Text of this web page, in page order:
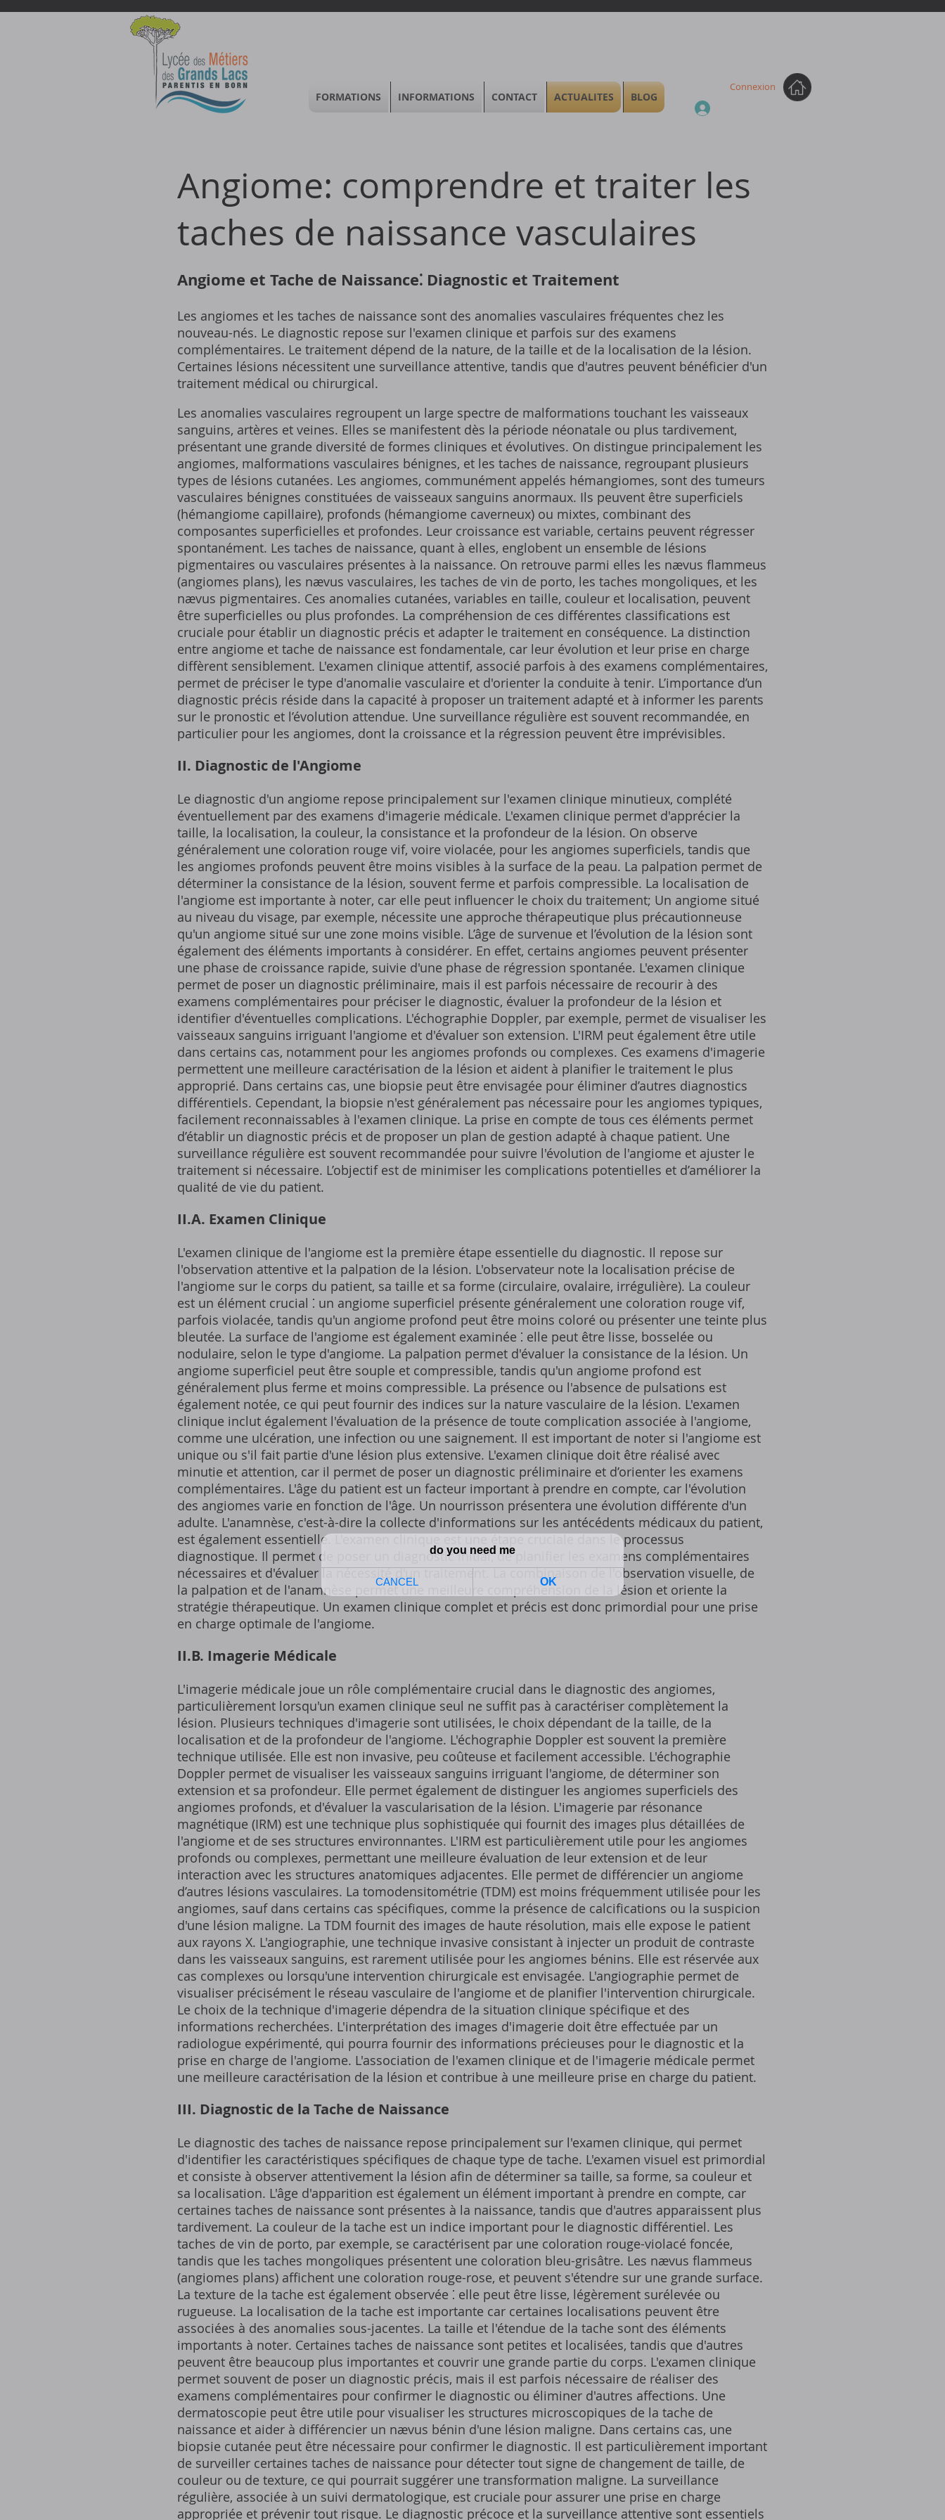
Connexion
Angiome: comprendre et traiter les
taches de naissance vasculaires
Angiome et Tache de Naissance⁚ Diagnostic et Traitement
Les angiomes et les taches de naissance sont des anomalies vasculaires fréquentes chez les
nouveau-nés. Le diagnostic repose sur l'examen clinique et parfois sur des examens
complémentaires. Le traitement dépend de la nature, de la taille et de la localisation de la lésion.
Certaines lésions nécessitent une surveillance attentive, tandis que d'autres peuvent bénéficier d'un
traitement médical ou chirurgical.
Les anomalies vasculaires regroupent un large spectre de malformations touchant les vaisseaux
sanguins, artères et veines. Elles se manifestent dès la période néonatale ou plus tardivement,
présentant une grande diversité de formes cliniques et évolutives. On distingue principalement les
angiomes, malformations vasculaires bénignes, et les taches de naissance, regroupant plusieurs
types de lésions cutanées. Les angiomes, communément appelés hémangiomes, sont des tumeurs
vasculaires bénignes constituées de vaisseaux sanguins anormaux. Ils peuvent être superficiels
(hémangiome capillaire), profonds (hémangiome caverneux) ou mixtes, combinant des
composantes superficielles et profondes. Leur croissance est variable, certains peuvent régresser
spontanément. Les taches de naissance, quant à elles, englobent un ensemble de lésions
pigmentaires ou vasculaires présentes à la naissance. On retrouve parmi elles les nævus flammeus
(angiomes plans), les nævus vasculaires, les taches de vin de porto, les taches mongoliques, et les
nævus pigmentaires. Ces anomalies cutanées, variables en taille, couleur et localisation, peuvent
être superficielles ou plus profondes. La compréhension de ces différentes classifications est
cruciale pour établir un diagnostic précis et adapter le traitement en conséquence. La distinction
entre angiome et tache de naissance est fondamentale, car leur évolution et leur prise en charge
diffèrent sensiblement. L'examen clinique attentif, associé parfois à des examens complémentaires,
permet de préciser le type d'anomalie vasculaire et d'orienter la conduite à tenir. L’importance d’un
diagnostic précis réside dans la capacité à proposer un traitement adapté et à informer les parents
sur le pronostic et l’évolution attendue. Une surveillance régulière est souvent recommandée, en
particulier pour les angiomes, dont la croissance et la régression peuvent être imprévisibles.
II. Diagnostic de l'Angiome
Le diagnostic d'un angiome repose principalement sur l'examen clinique minutieux, complété
éventuellement par des examens d'imagerie médicale. L'examen clinique permet d'apprécier la
taille, la localisation, la couleur, la consistance et la profondeur de la lésion. On observe
généralement une coloration rouge vif, voire violacée, pour les angiomes superficiels, tandis que
les angiomes profonds peuvent être moins visibles à la surface de la peau. La palpation permet de
déterminer la consistance de la lésion, souvent ferme et parfois compressible. La localisation de
l'angiome est importante à noter, car elle peut influencer le choix du traitement; Un angiome situé
au niveau du visage, par exemple, nécessite une approche thérapeutique plus précautionneuse
qu'un angiome situé sur une zone moins visible. L’âge de survenue et l’évolution de la lésion sont
également des éléments importants à considérer. En effet, certains angiomes peuvent présenter
une phase de croissance rapide, suivie d'une phase de régression spontanée. L'examen clinique
permet de poser un diagnostic préliminaire, mais il est parfois nécessaire de recourir à des
examens complémentaires pour préciser le diagnostic, évaluer la profondeur de la lésion et
identifier d'éventuelles complications. L'échographie Doppler, par exemple, permet de visualiser les
vaisseaux sanguins irriguant l'angiome et d'évaluer son extension. L'IRM peut également être utile
dans certains cas, notamment pour les angiomes profonds ou complexes. Ces examens d'imagerie
permettent une meilleure caractérisation de la lésion et aident à planifier le traitement le plus
approprié. Dans certains cas, une biopsie peut être envisagée pour éliminer d’autres diagnostics
différentiels. Cependant, la biopsie n'est généralement pas nécessaire pour les angiomes typiques,
facilement reconnaissables à l'examen clinique. La prise en compte de tous ces éléments permet
d’établir un diagnostic précis et de proposer un plan de gestion adapté à chaque patient. Une
surveillance régulière est souvent recommandée pour suivre l'évolution de l'angiome et ajuster le
traitement si nécessaire. L’objectif est de minimiser les complications potentielles et d’améliorer la
qualité de vie du patient.
II.A. Examen Clinique
L'examen clinique de l'angiome est la première étape essentielle du diagnostic. Il repose sur
l'observation attentive et la palpation de la lésion. L'observateur note la localisation précise de
l'angiome sur le corps du patient, sa taille et sa forme (circulaire, ovalaire, irrégulière). La couleur
est un élément crucial ⁚ un angiome superficiel présente généralement une coloration rouge vif,
parfois violacée, tandis qu'un angiome profond peut être moins coloré ou présenter une teinte plus
bleutée. La surface de l'angiome est également examinée ⁚ elle peut être lisse, bosselée ou
nodulaire, selon le type d'angiome. La palpation permet d'évaluer la consistance de la lésion. Un
angiome superficiel peut être souple et compressible, tandis qu'un angiome profond est
généralement plus ferme et moins compressible. La présence ou l'absence de pulsations est
également notée, ce qui peut fournir des indices sur la nature vasculaire de la lésion. L'examen
clinique inclut également l'évaluation de la présence de toute complication associée à l'angiome,
comme une ulcération, une infection ou une saignement. Il est important de noter si l'angiome est
unique ou s'il fait partie d'une lésion plus extensive. L'examen clinique doit être réalisé avec
minutie et attention, car il permet de poser un diagnostic préliminaire et d’orienter les examens
complémentaires. L'âge du patient est un facteur important à prendre en compte, car l'évolution
des angiomes varie en fonction de l'âge. Un nourrisson présentera une évolution différente d'un
adulte. L'anamnèse, c'est-à-dire la collecte d'informations sur les antécédents médicaux du patient,
est également essentielle. L'examen clinique est une étape cruciale dans le processus
diagnostique. Il permet de poser un diagnostic initial, de planifier les examens complémentaires
nécessaires et d'évaluer la nécessité d'un traitement. La combinaison de l'observation visuelle, de
la palpation et de l'anamnèse permet une meilleure compréhension de la lésion et oriente la
stratégie thérapeutique. Un examen clinique complet et précis est donc primordial pour une prise
en charge optimale de l'angiome.
II.B. Imagerie Médicale
L'imagerie médicale joue un rôle complémentaire crucial dans le diagnostic des angiomes,
particulièrement lorsqu'un examen clinique seul ne suffit pas à caractériser complètement la
lésion. Plusieurs techniques d'imagerie sont utilisées, le choix dépendant de la taille, de la
localisation et de la profondeur de l'angiome. L'échographie Doppler est souvent la première
technique utilisée. Elle est non invasive, peu coûteuse et facilement accessible. L'échographie
Doppler permet de visualiser les vaisseaux sanguins irriguant l'angiome, de déterminer son
extension et sa profondeur. Elle permet également de distinguer les angiomes superficiels des
angiomes profonds, et d'évaluer la vascularisation de la lésion. L'imagerie par résonance
magnétique (IRM) est une technique plus sophistiquée qui fournit des images plus détaillées de
l'angiome et de ses structures environnantes. L'IRM est particulièrement utile pour les angiomes
profonds ou complexes, permettant une meilleure évaluation de leur extension et de leur
interaction avec les structures anatomiques adjacentes. Elle permet de différencier un angiome
d’autres lésions vasculaires. La tomodensitométrie (TDM) est moins fréquemment utilisée pour les
angiomes, sauf dans certains cas spécifiques, comme la présence de calcifications ou la suspicion
d'une lésion maligne. La TDM fournit des images de haute résolution, mais elle expose le patient
aux rayons X. L'angiographie, une technique invasive consistant à injecter un produit de contraste
dans les vaisseaux sanguins, est rarement utilisée pour les angiomes bénins. Elle est réservée aux
cas complexes ou lorsqu'une intervention chirurgicale est envisagée. L'angiographie permet de
visualiser précisément le réseau vasculaire de l'angiome et de planifier l'intervention chirurgicale.
Le choix de la technique d'imagerie dépendra de la situation clinique spécifique et des
informations recherchées. L'interprétation des images d'imagerie doit être effectuée par un
radiologue expérimenté, qui pourra fournir des informations précieuses pour le diagnostic et la
prise en charge de l'angiome. L'association de l'examen clinique et de l'imagerie médicale permet
une meilleure caractérisation de la lésion et contribue à une meilleure prise en charge du patient.
III. Diagnostic de la Tache de Naissance
Le diagnostic des taches de naissance repose principalement sur l'examen clinique, qui permet
d'identifier les caractéristiques spécifiques de chaque type de tache. L'examen visuel est primordial
et consiste à observer attentivement la lésion afin de déterminer sa taille, sa forme, sa couleur et
sa localisation. L'âge d'apparition est également un élément important à prendre en compte, car
certaines taches de naissance sont présentes à la naissance, tandis que d'autres apparaissent plus
tardivement. La couleur de la tache est un indice important pour le diagnostic différentiel. Les
taches de vin de porto, par exemple, se caractérisent par une coloration rouge-violacé foncée,
tandis que les taches mongoliques présentent une coloration bleu-grisâtre. Les nævus flammeus
(angiomes plans) affichent une coloration rouge-rose, et peuvent s'étendre sur une grande surface.
La texture de la tache est également observée ⁚ elle peut être lisse, légèrement surélevée ou
rugueuse. La localisation de la tache est importante car certaines localisations peuvent être
associées à des anomalies sous-jacentes. La taille et l'étendue de la tache sont des éléments
importants à noter. Certaines taches de naissance sont petites et localisées, tandis que d'autres
peuvent être beaucoup plus importantes et couvrir une grande partie du corps. L'examen clinique
permet souvent de poser un diagnostic précis, mais il est parfois nécessaire de réaliser des
examens complémentaires pour confirmer le diagnostic ou éliminer d'autres affections. Une
dermatoscopie peut être utile pour visualiser les structures microscopiques de la tache de
naissance et aider à différencier un nævus bénin d'une lésion maligne. Dans certains cas, une
biopsie cutanée peut être nécessaire pour confirmer le diagnostic. Il est particulièrement important
de surveiller certaines taches de naissance pour détecter tout signe de changement de taille, de
couleur ou de texture, ce qui pourrait suggérer une transformation maligne. La surveillance
régulière, associée à un suivi dermatologique, est cruciale pour assurer une prise en charge
appropriée et prévenir tout risque. Le diagnostic précoce et la surveillance attentive sont essentiels
FORMATIONS INFORMATIONS CONTACT ACTUALITES BLOG